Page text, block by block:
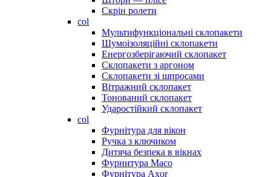
Скрін ролети
col
Мультифункціональні склопакети
Шумоізоляційні склопакети
Енергозберігаючий склопакет
Склопакети з аргоном
Склопакети зі шпросами
Вітражний склопакет
Тонований склопакет
Ударостійкий склопакет
col
Фурнітура для вікон
Ручка з ключиком
Дитяча безпека в вікнах
Фурнитура Maco
Фурнітура Axor